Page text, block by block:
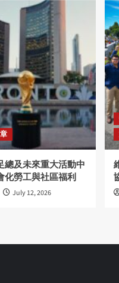
總及未來重大活動中
化勞工與社區福利
July 12, 2026